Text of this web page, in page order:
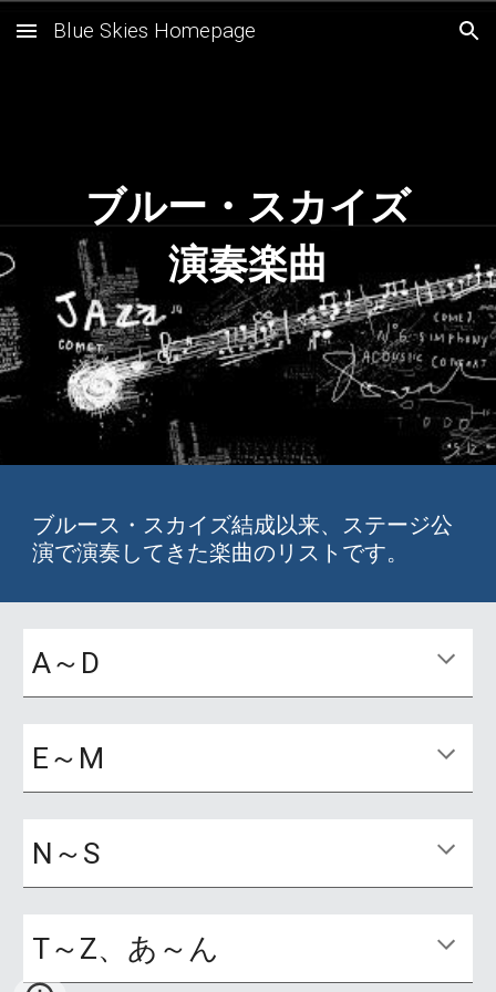
Skip to main content Skip to navigation
Blue Skies Homepage
ブルー・スカイズ
演奏楽曲
ブルース・スカイズ結成以来、ステージ公
演で演奏してきた楽曲のリストです。
A～D
E～M
N～S
T～Z、あ～ん